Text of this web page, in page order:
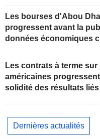
Les bourses d'Abou
progressent avant la
données économiques
Les contrats à terme
américaines
solidité des résultats liés
Dernières actualités